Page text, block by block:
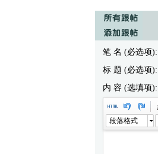
笔 名 (必选项):
标 题 (必选项):
内 容 (选填项):
段落格式